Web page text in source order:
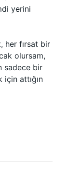
yerini
her fırsat bir
olursam,
sadece bir
attığın